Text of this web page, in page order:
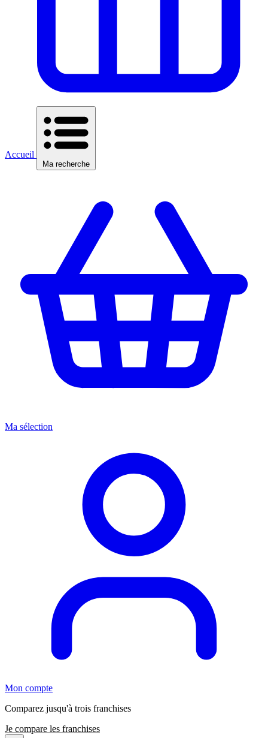
Accueil
Ma recherche
Ma sélection
Mon compte
Comparez jusqu'à trois franchises
Je compare les franchises